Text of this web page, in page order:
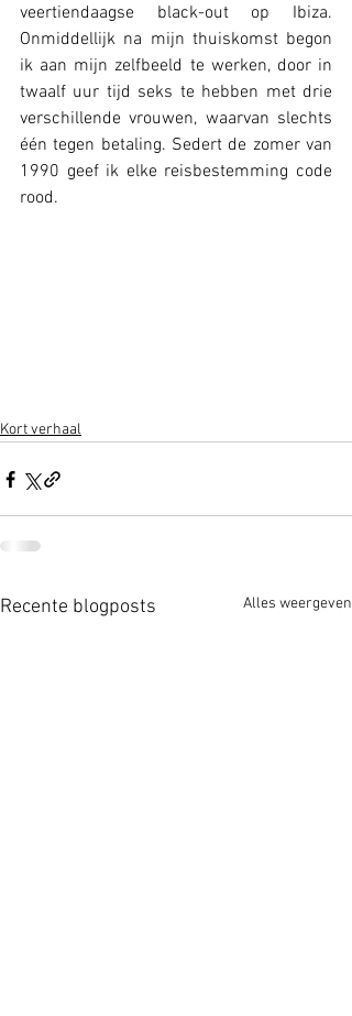
veertiendaagse black-out op Ibiza.
Onmiddellijk na mijn thuiskomst begon
ik aan mijn zelfbeeld te werken, door in
twaalf uur tijd seks te hebben met drie
verschillende vrouwen, waarvan slechts
één tegen betaling. Sedert de zomer van
1990 geef ik elke reisbestemming code
rood.
Kort verhaal
Recente blogposts Alles weergeven